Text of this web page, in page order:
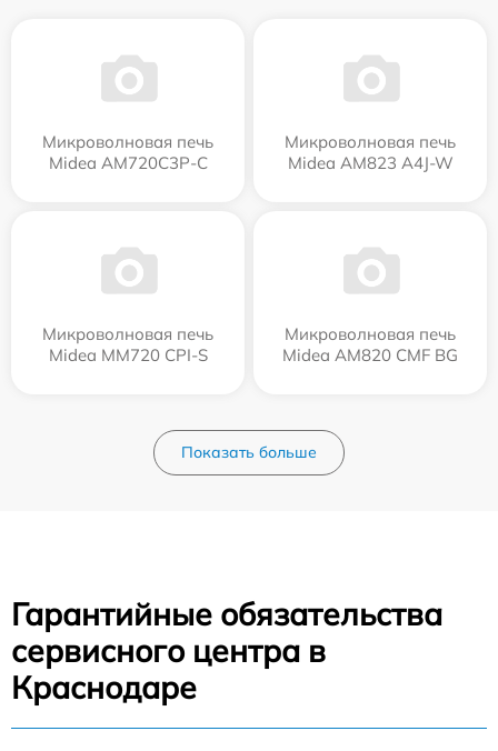
Микроволновая печь
Midea AM720C3P-C
Микроволновая печь
Midea AM823 A4J-W
Микроволновая печь
Midea MM720 CPI-S
Микроволновая печь
Midea AM820 CMF BG
Показать больше
Гарантийные обязательства
сервисного центра в
Краснодаре